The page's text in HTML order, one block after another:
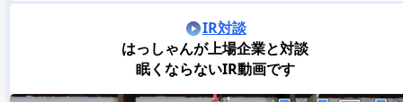
IR対談
はっしゃんが上場企業と対談
眠くならないIR動画です